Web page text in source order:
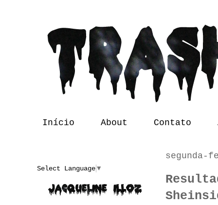
Início About Contato
segunda-
Select Language▼